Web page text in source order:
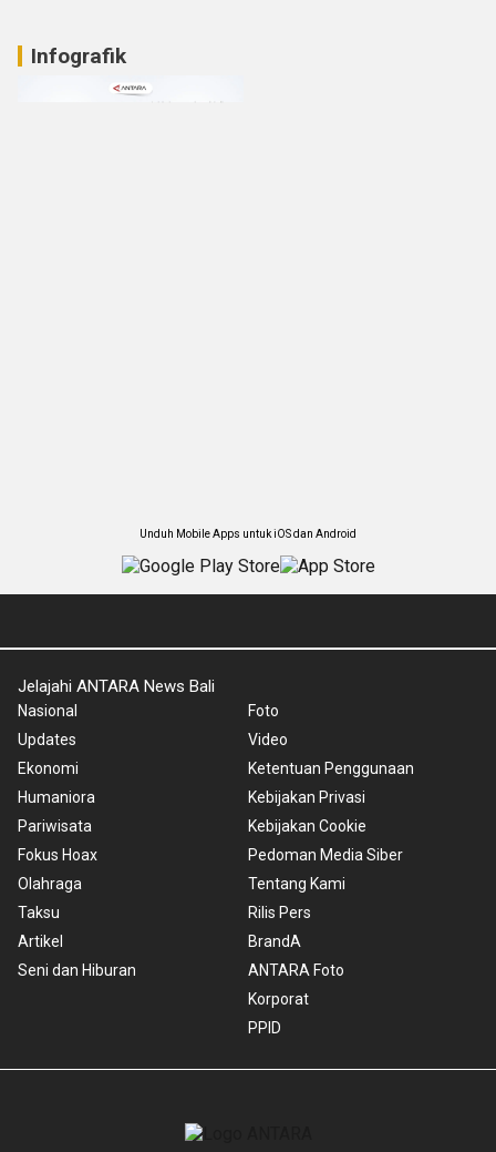
Infografik
Unduh Mobile Apps untuk iOS dan Android
Jelajahi ANTARA News Bali
Nasional
Updates
Ekonomi
Humaniora
Pariwisata
Fokus Hoax
Olahraga
Taksu
Artikel
Seni dan Hiburan
Foto
Video
Ketentuan Penggunaan
Kebijakan Privasi
Kebijakan Cookie
Pedoman Media Siber
Tentang Kami
Rilis Pers
BrandA
ANTARA Foto
Korporat
PPID